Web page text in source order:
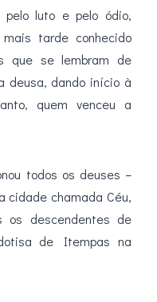
pelo luto e pelo ódio,
tarde conhecido
que se lembram de
deusa, dando início à
quem venceu a
todos os deuses –
cidade chamada Céu,
os descendentes de
de Itempas na